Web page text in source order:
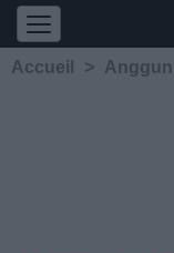
Accueil > Anggun